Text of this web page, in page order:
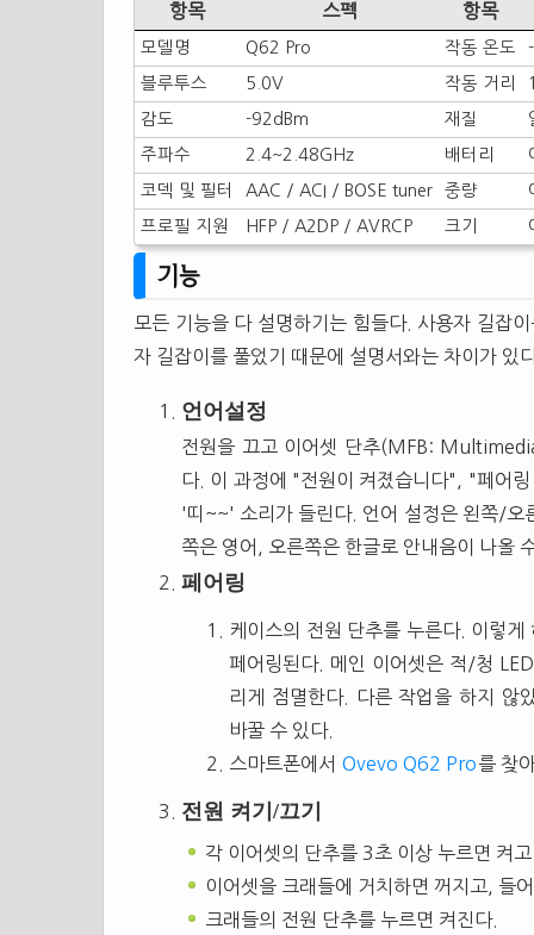
항목 스펙 항목
모델명 Q62 Pro 작동 온도
블루투스 5.0V 작동 거리
감도 -92dBm 재질
주파수 2.4~2.48GHz 배터리
코덱 및 필터 AAC / ACI / BOSE tuner 중량
프로필 지원 HFP / A2DP / AVRCP 크기
기능
모든 기능을 다 설명하기는 힘들다. 사용자 길잡
자 길잡이를 풀었기 때문에 설명서와는 차이가 있
언어설정
전원을 끄고 이어셋 단추(MFB:
다. 이 과정에 "전원이 켜졌습니다", "페어
'띠~~' 소리가 들린다. 언어 설정은 왼쪽/오
쪽은 영어, 오른쪽은 한글로 안내음이 나올
페어링
케이스의 전원 단추를 누른다. 이렇
페어링된다. 메인 이어셋은 적/청
리게 점멸한다. 다른 작업을 하지 않
바꿀 수 있다.
스마트폰에서 Ovevo Q62 Pro를 찾
전원 켜기/끄기
각 이어셋의 단추를 3초 이상 누르면 켜
이어셋을 크래들에 거치하면 꺼지고, 들
크래들의 전원 단추를 누르면 켜진다.